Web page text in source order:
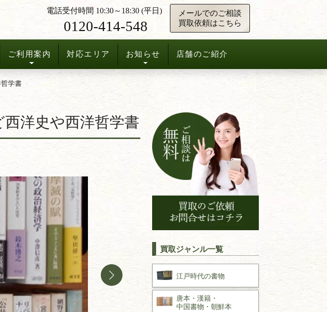
ご利用案内 対応エリア お知らせ 店舗のご紹介
電話受付時間 10:30～18:30 (平日)
0120-414-548
メールでのご相談
買取依頼はこちら
学書
洋史や西洋哲学書
買取ジャンル一覧
江戸時代の書物
唐本・漢籍・
中国書物・朝鮮本